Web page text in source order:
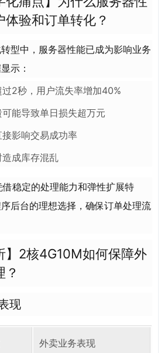
验和订单转化？
型中，服务器性能已成为影响业务
示：
2秒，用户流失率增加40%
能导致单日损失超万元
影响交易成功率
成库存混乱
借稳定的处理能力和弹性扩展特
后台的理想选择，确保订单处理流
】2核4G10M如何保障外
？
现
外卖业务表现